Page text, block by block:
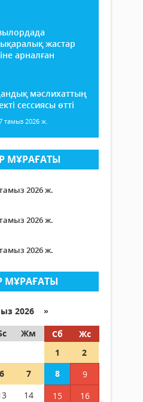
жастар
арналған
мәслихаттың
сессиясы өтті
тамыз 2026 ж.
МҰРАҒАТЫ
2026 ж.
2026 ж.
2026 ж.
2026 »
Жм Сб
Жс
1
2
6 7 8
9
14 15
16